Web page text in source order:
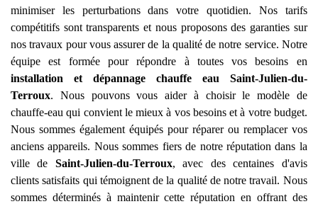
minimiser les perturbations dans votre quotidien. Nos tarifs
compétitifs sont transparents et nous proposons des garanties sur
nos travaux pour vous assurer de la qualité de notre service. Notre
équipe est formée pour répondre à toutes vos besoins en
installation et dépannage chauffe eau
Saint-Julien-du-
Terroux. Nous pouvons vous aider à choisir le modèle de
chauffe-eau qui convient le mieux à vos besoins et à votre budget.
Nous sommes également équipés pour réparer ou remplacer vos
anciens appareils. Nous sommes fiers de notre réputation dans la
ville de Saint-Julien-du-Terroux, avec des centaines d'avis
clients satisfaits qui témoignent de la qualité de notre travail. Nous
sommes déterminés à maintenir cette réputation en offrant des